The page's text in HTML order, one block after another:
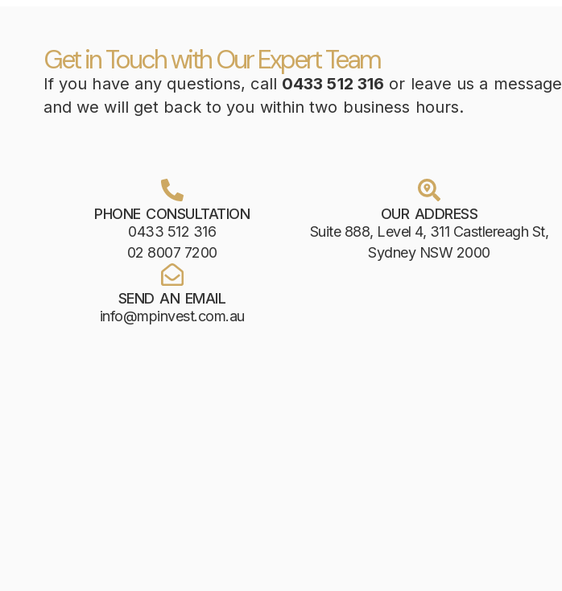
Get in Touch with Our Expert Team
If you have any questions, call 0433 512 316 or leave us a message
and we will get back to you within two business hours.
PHONE CONSULTATION
0433 512 316
02 8007 7200
OUR ADDRESS
Suite 888, Level 4, 311 Castlereagh St,
Sydney NSW 2000
SEND AN EMAIL
info@mpinvest.com.au